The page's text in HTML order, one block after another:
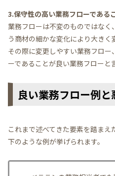
3.保守性の高い業務フローである
業務フローは不変のものではな
う商材の細かな変化により大きく
その際に変更しやすい業務フロ
ーであることが良い業務フローと
良い業務フロー例
これまで述べてきた要素を踏ま
下のような例が挙げられます。